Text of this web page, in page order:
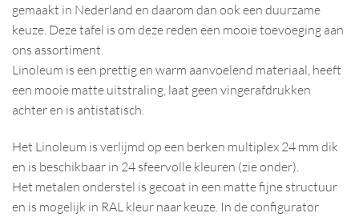
gemaakt in Nederland en daarom dan ook een duurzame
keuze. Deze tafel is om deze reden een mooie toevoeging aan
ons assortiment.
Linoleum is een prettig en warm aanvoelend materiaal, heeft
een mooie matte uitstraling, laat geen vingerafdrukken
achter en is antistatisch.
Het Linoleum is verlijmd op een berken multiplex 24 mm dik
en is beschikbaar in 24 sfeervolle kleuren (zie onder).
Het metalen onderstel is gecoat in een matte fijne structuur
en is mogelijk in RAL kleur naar keuze. In de configurator